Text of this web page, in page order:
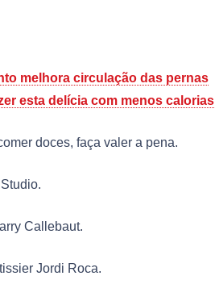
melhora circulação das pernas
esta delícia com menos calorias
doces, faça valer a pena.
Callebaut.
Jordi Roca.